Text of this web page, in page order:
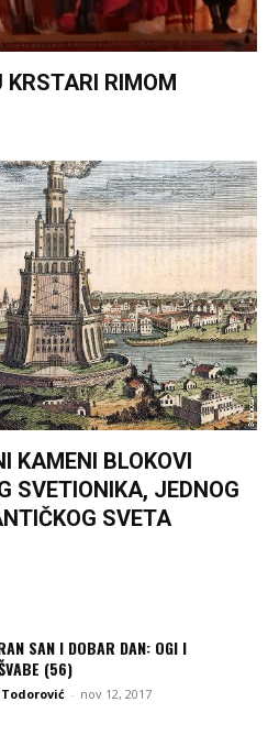
KRSTARI RIMOM
KAMENI BLOKOVI
SVETIONIKA, JEDNOG
SVETA
SAN I DOBAR DAN: OGI I
(56)
- nov 12, 2017